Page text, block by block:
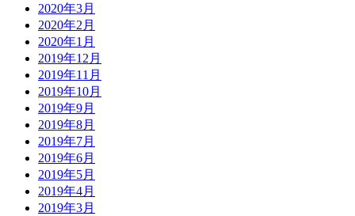
2020年3月
2020年2月
2020年1月
2019年12月
2019年11月
2019年10月
2019年9月
2019年8月
2019年7月
2019年6月
2019年5月
2019年4月
2019年3月